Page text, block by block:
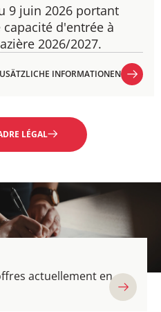
9 juin 2026 portant
d'entrée à
2026/2027.
INFORMATIONEN
LÉGAL
actuellement en